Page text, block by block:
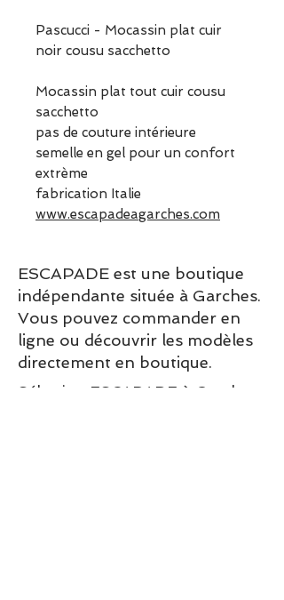
Pascucci - Mocassin plat cuir
noir cousu sacchetto
Mocassin plat tout cuir cousu
sacchetto
pas de couture intérieure
semelle en gel pour un confort
extrème
fabrication Italie
www.escapadeagarches.com
ESCAPADE est une boutique
indépendante située à Garches.
Vous pouvez commander en
ligne ou découvrir les modèles
directement en boutique.
Sélection ESCAPADE à Garches